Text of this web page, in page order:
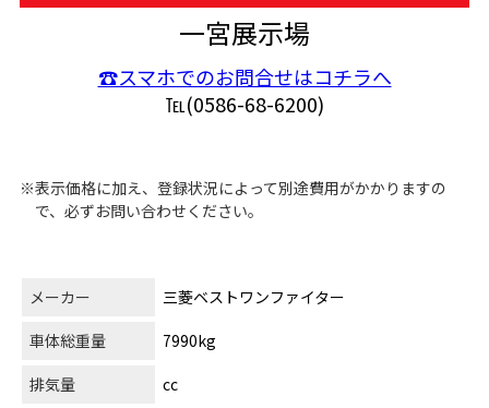
一宮展示場
☎スマホでのお問合せはコチラへ
℡(0586-68-6200)
※表示価格に加え、登録状況によって別途費用がかかりますの
で、必ずお問い合わせください。
メーカー
三菱ベストワンファイター
車体総重量
7990kg
排気量
cc